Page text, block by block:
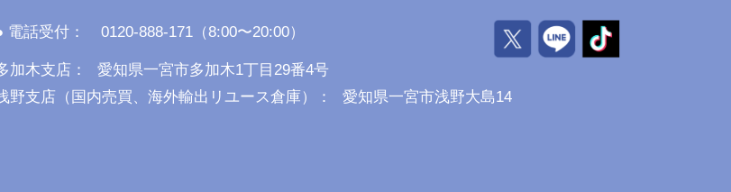
電話受付： 0120-888-171（8:00〜20:00）
加木支店：
愛知県一宮市多加木1丁目29番4号
野支店（国内売買、海外輸出リユース倉庫）：
愛知県一宮市浅野大島14